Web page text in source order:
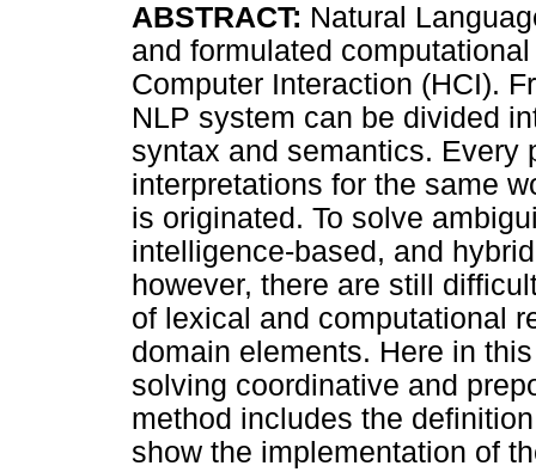
ABSTRACT: Natural
and formulated
Computer Interaction (HCI).
NLP system can be divided
syntax and semantics. Every
interpretations for the same
is originated. To solve
intelligence-based, and
however, there are still
of lexical and computational
domain elements. Here in
solving coordinative and
method includes the
show the implementation of